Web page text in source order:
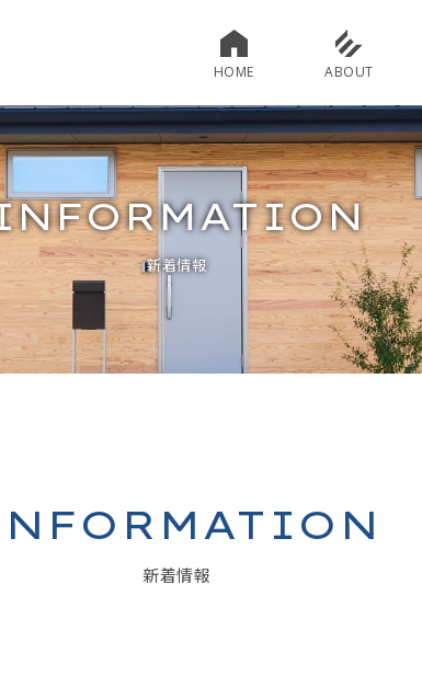
HOME ABOUT
新着情報
新着情報